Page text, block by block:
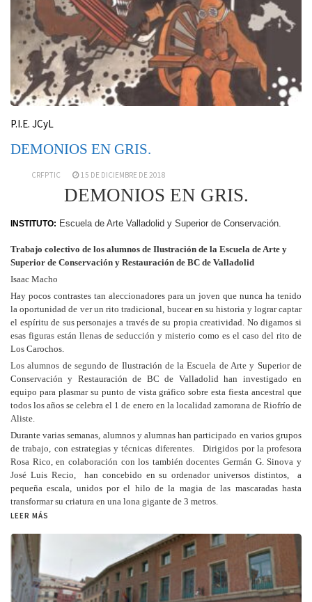
P.I.E. JCyL
DEMONIOS EN GRIS.
CRFPTIC 15 DE DICIEMBRE DE 2018
DEMONIOS EN GRIS.
INSTITUTO: Escuela de Arte Valladolid y Superior de Conservación.
Trabajo colectivo de los alumnos de Ilustración de la Escuela de Arte y
Superior de Conservación y Restauración de BC de Valladolid
Isaac Macho
Hay pocos contrastes tan aleccionadores para un joven que nunca ha tenido
la oportunidad de ver un rito tradicional, bucear en su historia y lograr captar
el espíritu de sus personajes a través de su propia creatividad. No digamos si
esas figuras están llenas de seducción y misterio como es el caso del rito de
Los Carochos.
Los alumnos de segundo de Ilustración de la Escuela de Arte y Superior de
Conservación y Restauración de BC de Valladolid han investigado en
equipo para plasmar su punto de vista gráfico sobre esta fiesta ancestral que
todos los años se celebra el 1 de enero en la localidad zamorana de Riofrío de
Aliste.
Durante varias semanas, alumnos y alumnas han participado en varios grupos
de trabajo, con estrategias y técnicas diferentes. Dirigidos por la profesora
Rosa Rico, en colaboración con los también docentes Germán G. Sinova y
José Luis Recio, han concebido en su ordenador universos distintos, a
pequeña escala, unidos por el hilo de la magia de las mascaradas hasta
transformar su criatura en una lona gigante de 3 metros.
LEER MÁS